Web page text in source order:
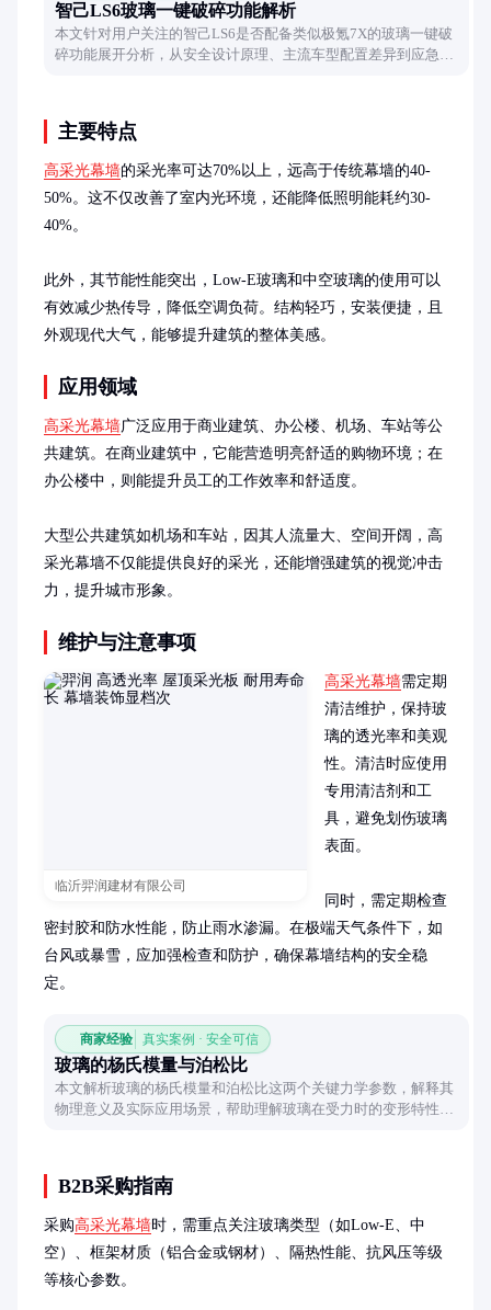
智己LS6玻璃一键破碎功能解析
本文针对用户关注的智己LS6是否配备类似极氪7X的玻璃一键破
碎功能展开分析，从安全设计原理、主流车型配置差异到应急场
主要特点
高采光幕墙的采光率可达70%以上，远高于传统幕墙的40-
50%。这不仅改善了室内光环境，还能降低照明能耗约30-
40%。
此外，其节能性能突出，Low-E玻璃和中空玻璃的使用可以
有效减少热传导，降低空调负荷。结构轻巧，安装便捷，且
外观现代大气，能够提升建筑的整体美感。
应用领域
高采光幕墙广泛应用于商业建筑、办公楼、机场、车站等公
共建筑。在商业建筑中，它能营造明亮舒适的购物环境；在
办公楼中，则能提升员工的工作效率和舒适度。
大型公共建筑如机场和车站，因其人流量大、空间开阔，高
采光幕墙不仅能提供良好的采光，还能增强建筑的视觉冲击
力，提升城市形象。
维护与注意事项
临沂羿润建材有限公司
高采光幕墙需定期
清洁维护，保持玻
璃的透光率和美观
性。清洁时应使用
专用清洁剂和工
具，避免划伤玻璃
表面。
同时，需定期检查
密封胶和防水性能，防止雨水渗漏。在极端天气条件下，如
台风或暴雪，应加强检查和防护，确保幕墙结构的安全稳
定。
商家经验 真实案例 · 安全可信
玻璃的杨氏模量与泊松比
本文解析玻璃的杨氏模量和泊松比这两个关键力学参数，解释其
物理意义及实际应用场景，帮助理解玻璃在受力时的变形特性与
B2B采购指南
采购高采光幕墙时，需重点关注玻璃类型（如Low-E、中
空）、框架材质（铝合金或钢材）、隔热性能、抗风压等级
等核心参数。